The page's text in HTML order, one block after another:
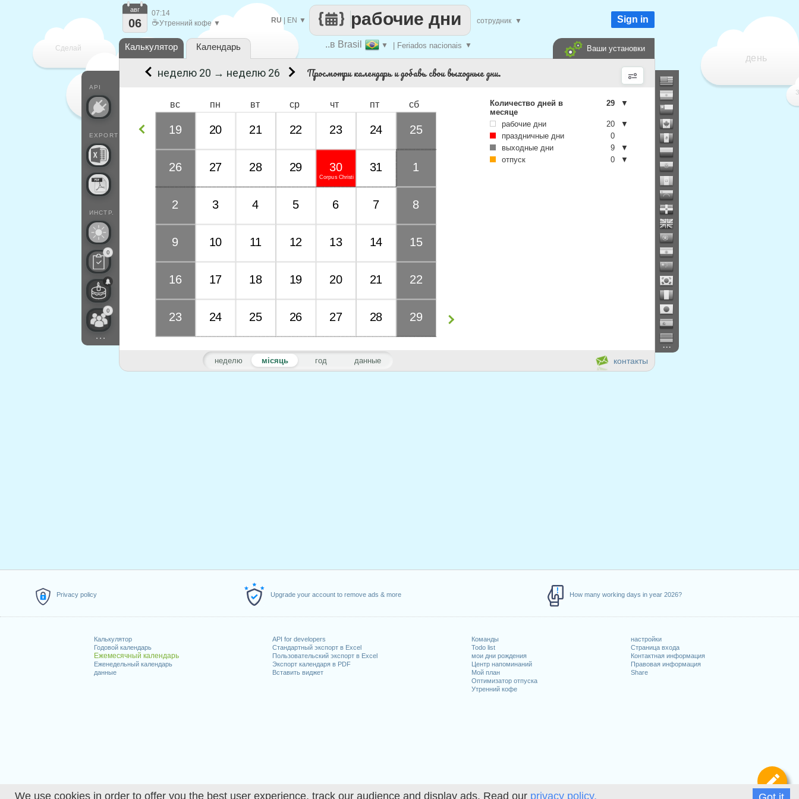
We use cookies in order to offer you the best user experience, track our audience and display ads. Read our privacy policy.
Privacy policy Upgrade your account to remove ads & more How many working days in year 2026?
Калькулятор
Годовой календарь
Ежемесячный календарь
Еженедельный календарь
данные
API for developers
Стандартный экспорт в Excel
Пользовательский экспорт в Excel
Экспорт календаря в PDF
Вставить виджет
Команды
Todo list
мои дни рождения
Центр напоминаний
Мой план
Оптимизатор отпуска
Утренний кофе
настройки
Страница входа
Контактная информация
Правовая информация
Share
Сделай
день
..в Brasil ▼ | Feriados nacionais ▼
рабочие дни
RU| EN ▼ сотрудник ▼
API
EXPORT
ИНСТР.
0
0
...
авг
06
07:14
☕Утренний кофе ▼ Sign in
Калькулятор Календарь Ваши установки
...
контакты
Просмотри календарь и добавь свои выходные дни.
неделю місяць год данные
вс пн вт ср чт пт сб
19 20 21 22 23 24 25
26 27 28 29
Corpus Christi
30 31 1
2 3 4 5 6 7 8
9 10 11 12 13 14 15
16 17 18 19 20 21 22
23 24 25 26 27 28 29
неделю 20 → неделю 26
Количество дней в
месяце
29 ▼
рабочие дни 20
▼
праздничные дни
0
выходные дни
9
▼
отпуск
0 ▼